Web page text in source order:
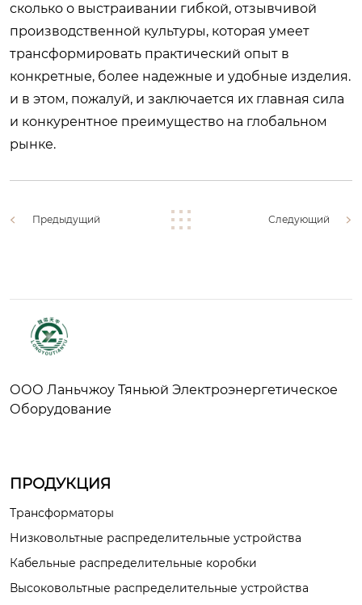
сколько о выстраивании гибкой, отзывчивой
производственной культуры, которая умеет
трансформировать практический опыт в
конкретные, более надежные и удобные изделия.
и в этом, пожалуй, и заключается их главная сила
и конкурентное преимущество на глобальном
рынке.
Предыдущий Следующий
ООО Ланьчжоу Тяньюй Электроэнергетическое
Оборудование
ПРОДУКЦИЯ
Трансформаторы
Низковольтные распределительные устройства
Кабельные распределительные коробки
Высоковольтные распределительные устройства